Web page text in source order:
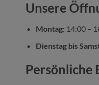
Unsere
Montag: 14:00 –
Dienstag bis
Persönliche